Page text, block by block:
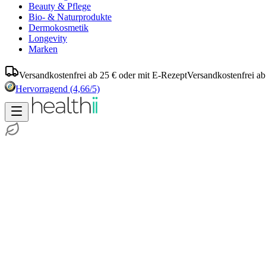
Beauty & Pflege
Bio- & Naturprodukte
Dermokosmetik
Longevity
Marken
Versandkostenfrei ab 25 € oder mit E-RezeptVersandkostenfrei
Hervorragend (4,66/5)